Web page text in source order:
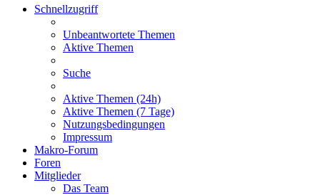
Schnellzugriff
Unbeantwortete Themen
Aktive Themen
Suche
Aktive Themen (24h)
Aktive Themen (7 Tage)
Nutzungsbedingungen
Impressum
Makro-Forum
Foren
Mitglieder
Das Team